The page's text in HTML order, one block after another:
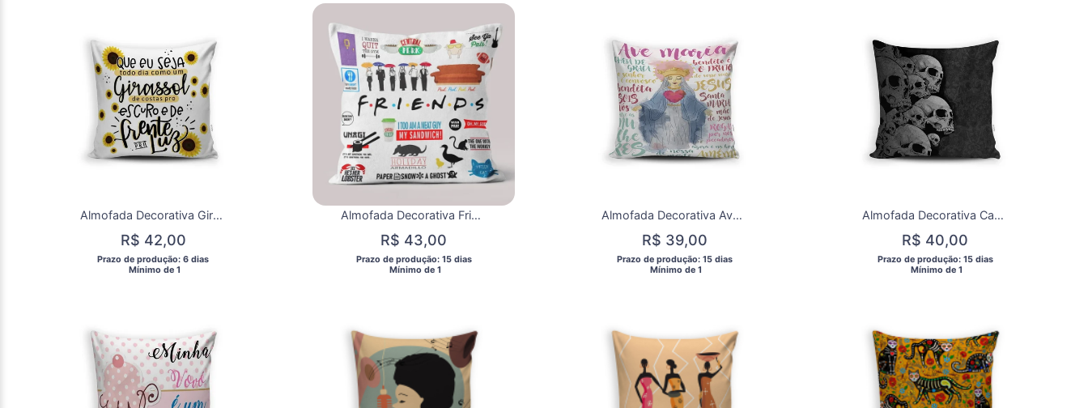
Almofada Decorativa Girassol 35x35 | Microfibra com Enchimento
R$ 42,00
Prazo de produção: 6 dias
  Mínimo de 1
Almofada Decorativa Friends | Almofada Temática | Decoração Geek para Fãs da Série
R$ 43,00
Prazo de produção: 15 dias
  Mínimo de 1
Almofada Decorativa Ave Maria
R$ 39,00
Prazo de produção: 15 dias
  Mínimo de 1
Almofada Decorativa Caveiras
R$ 40,00
Prazo de produção: 15 dias
  Mínimo de 1